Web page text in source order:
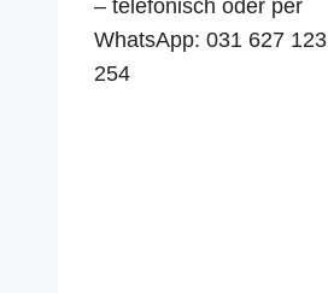
– telefonisch oder per
WhatsApp: 031 627 123
254